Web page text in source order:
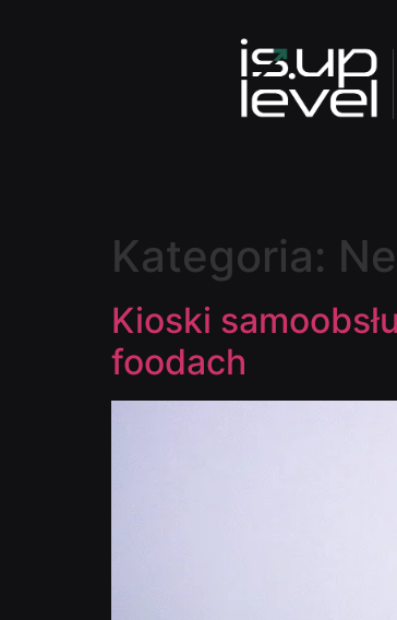
Kategoria:
Kioski
foodach